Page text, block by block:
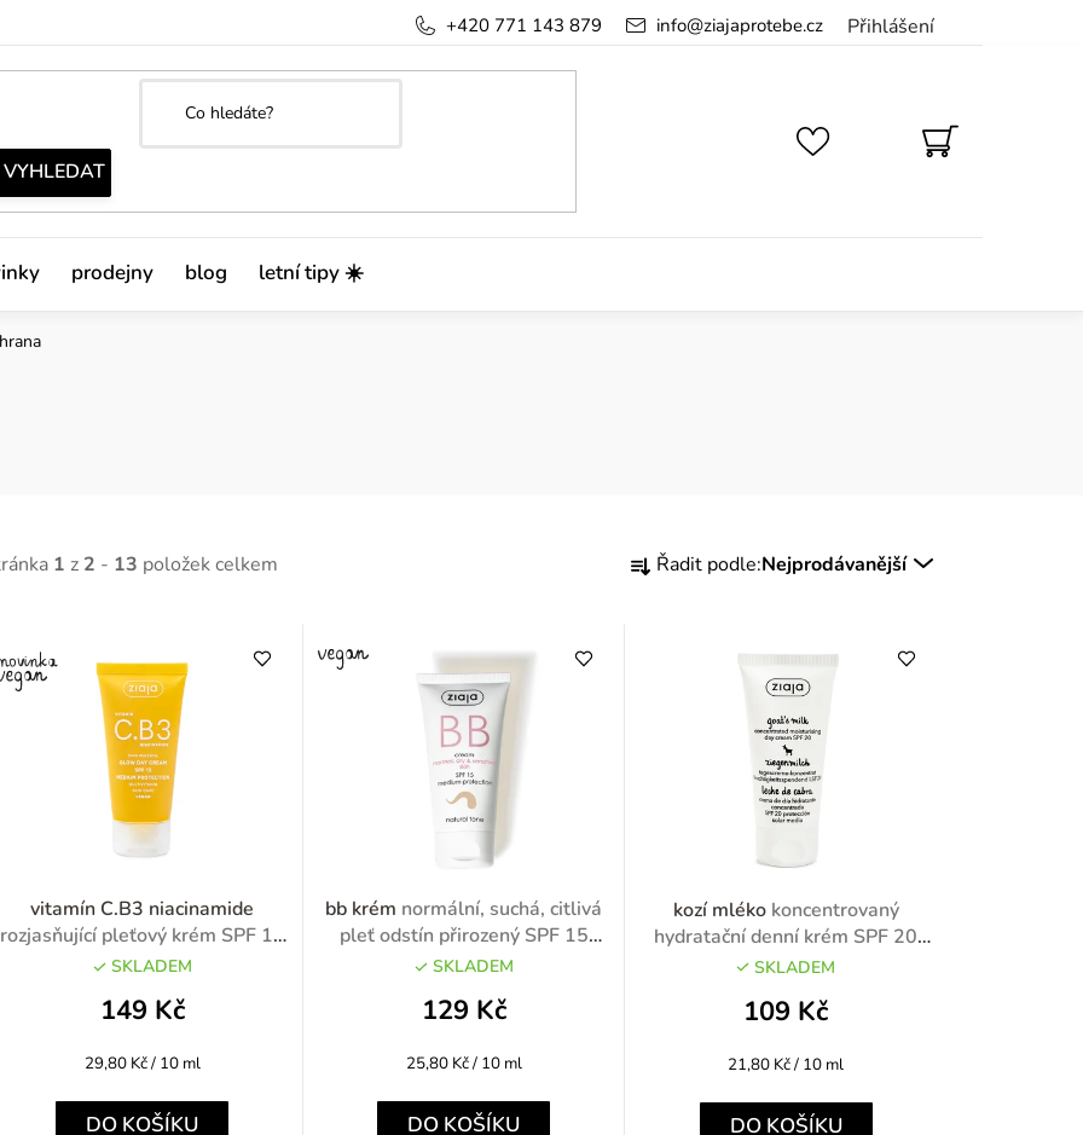
Přihlášení
info@ziajaprotebe.cz
+420 771 143 879
NÁKUPNÍ
KOŠÍK
prodejny blog letní tipy ☀️
1 z 2 - 13 položek celkem
Ř Řadit podle:Nejprodávanější
vitamín C.B3 niacinamide
rozjasňující pleťový krém SPF 15
50ml
SKLADEM
149 Kč
Měrná
29,80 Kč / 10 ml
DO KOŠÍKU
bb krém normální, suchá, citlivá
pleť odstín přirozený SPF 15
50ml
SKLADEM
129 Kč
Měrná
25,80 Kč / 10 ml
DO KOŠÍKU
kozí mléko koncentrovaný
hydratační denní krém SPF 20
50ml
SKLADEM
109 Kč
Měrná
21,80 Kč / 10 ml
DO KOŠÍKU